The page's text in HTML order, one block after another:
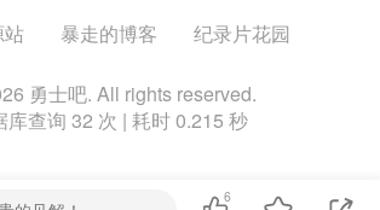
站 暴走的博客 纪录片花园
勇士吧. All rights reserved.
库查询 32 次 | 耗时 0.215 秒
6